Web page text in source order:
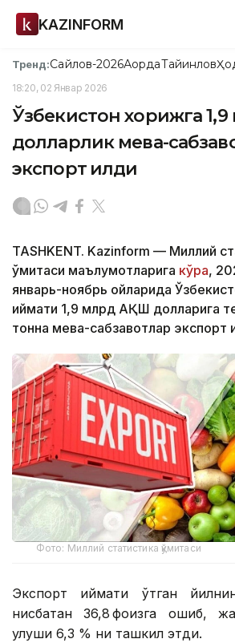
KAZINFORM
Тренд:Сайлов-2026АқордаТайинлов
18:20, 02 Январ 2026
Ўзбекистон хорижга
долларлик мева-
экспорт қилди
TASHKENT. Kazinform — Миллий
қўмитаси маълумотларига кўра,
январь-ноябрь ойларида
қиймати 1,9 млрд АҚШ долларига
тонна мева-сабзавотлар экспорт
Фото: Миллий статистика қўмитаси
Экспорт қиймати ўтган
нисбатан 36,8 фоизга ошиб,
улуши 6,3 % ни ташкил этди.